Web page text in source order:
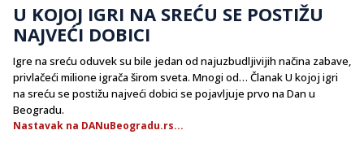
U KOJOJ IGRI NA SREĆU SE POSTIŽU
NAJVEĆI DOBICI
Igre na sreću oduvek su bile jedan od najuzbudljivijih načina zabave,
privlačeći milione igrača širom sveta. Mnogi od… Članak U kojoj igri
na sreću se postižu najveći dobici se pojavljuje prvo na Dan u
Beogradu.
Nastavak na DANuBeogradu.rs...